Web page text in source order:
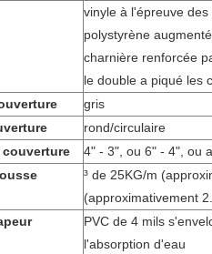
vinyle à l'épreuve
polystyrène
charnière renforcée
le double a piqué les
gris
rond/circulaire
couverture
4" - 3", ou 6" - 4", ou
³ de 25KG/m
(approximativement
PVC de 4 mils
l'absorption d'eau